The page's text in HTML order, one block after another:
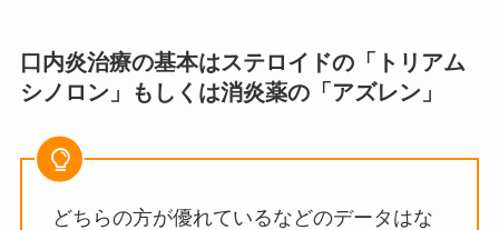
口内炎治療の基本はステロイドの「トリアム
シノロン」もしくは消炎薬の「アズレン」
どちらの方が優れているなどのデータはな